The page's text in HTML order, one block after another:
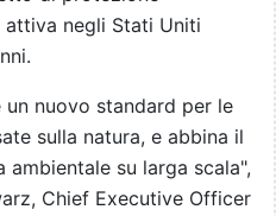
attiva negli Stati Uniti
nuovo standard per le
sulla natura, e abbina il
su larga scala",
Chief Executive Officer